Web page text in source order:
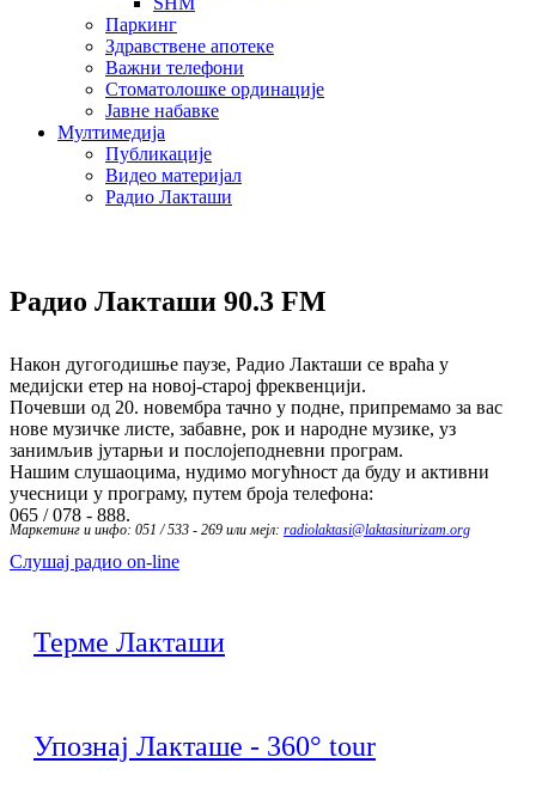
Паркинг
Здравствене апотеке
Важни телефони
Стоматолошке ординације
Јавне набавке
Мултимедија
Публикације
Видео материјал
Радио Лакташи
Радио Лакташи 90.3 FM
Након дугогодишње паузе, Радио Лакташи се враћа у
медијски етер на новој-старој фреквенцији.
Почевши од 20. новембра тачно у подне, припремамо за вас
нове музичке листе, забавне, рок и народне музике, уз
занимљив јутарњи и послојеподневни програм.
Нашим слушаоцима, нудимо могућност да буду и активни
учесници у програму, путем броја телефона:
065 / 078 - 888.
Маркетинг и инфо: 051 / 533 - 269 или мејл: radiolaktasi@laktasiturizam.org
Слушај радио on-line
Терме Лакташи
Упознај Лакташе - 360° tour